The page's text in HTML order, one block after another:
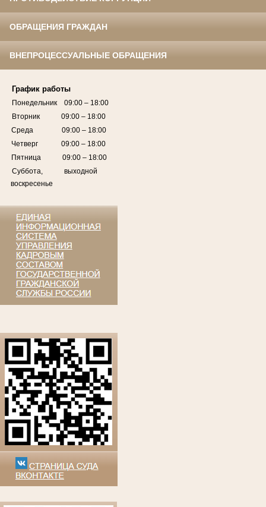
ОБРАЩЕНИЯ ГРАЖДАН
ВНЕПРОЦЕССУАЛЬНЫЕ ОБРАЩЕНИЯ
График работы
Понедельник 09:00 – 18:00
Вторник 09:00 – 18:00
Среда 09:00 – 18:00
Четверг 09:00 – 18:00
Пятница 09:00 – 18:00
Суббота, выходной
воскресенье